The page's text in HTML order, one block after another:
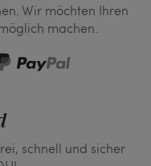
Wir möchten Ihren
machen.
schnell und sicher